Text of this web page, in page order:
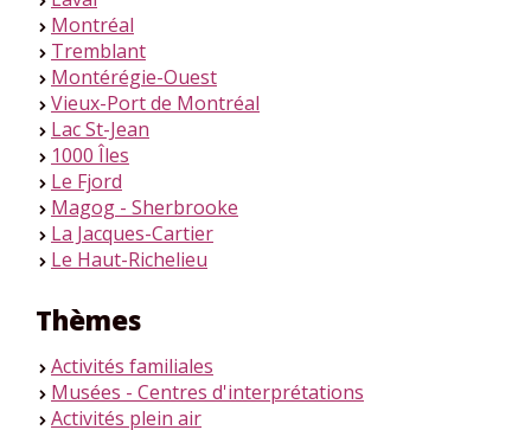
>
> Montréal
> Tremblant
> Montérégie-Ouest
> Vieux-Port de Montréal
> Lac St-Jean
> 1000 Îles
> Le Fjord
> Magog - Sherbrooke
> La Jacques-Cartier
> Le Haut-Richelieu
Thèmes
> Activités familiales
> Musées - Centres d'interprétations
> Activités plein air